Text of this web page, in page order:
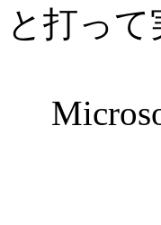
と打っ